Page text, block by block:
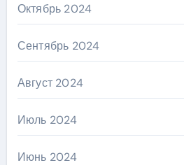
Октябрь 2024
Сентябрь 2024
Август 2024
Июль 2024
Июнь 2024